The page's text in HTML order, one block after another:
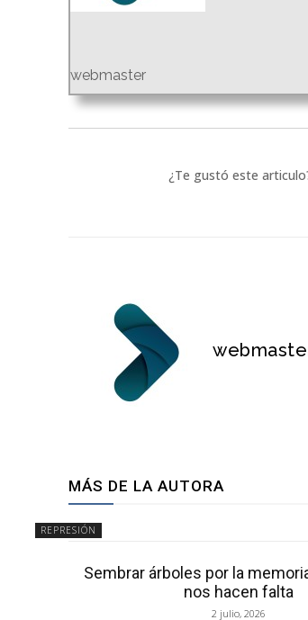
webmaster
¿Te gustó este
MÁS DE LA AUTORA
REPRESIÓN
Sembrar árboles por la
nos hacen falta
2 julio, 2026